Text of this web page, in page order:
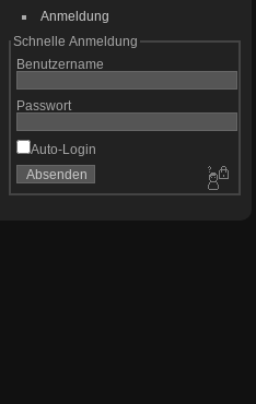
Anmeldung
Schnelle Anmeldung
Benutzername
Passwort
Auto-Login